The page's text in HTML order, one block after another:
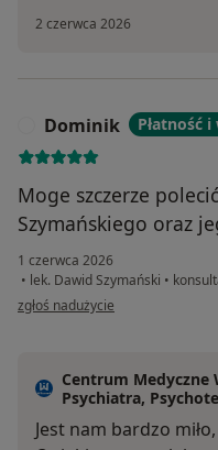
2 czerwca 2026
Dominik Płatność
Moge szczerze
Szymańskiego oraz
1 czerwca 2026
• lek. Dawid Szymański •
w opinii użytkownika Dominik
zgłoś nadużycie
Centrum Medyczne
Psychiatra,
Jest nam bardzo